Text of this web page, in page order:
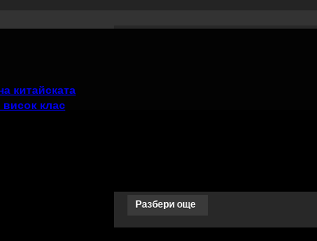
китайската
клас
Разбери още